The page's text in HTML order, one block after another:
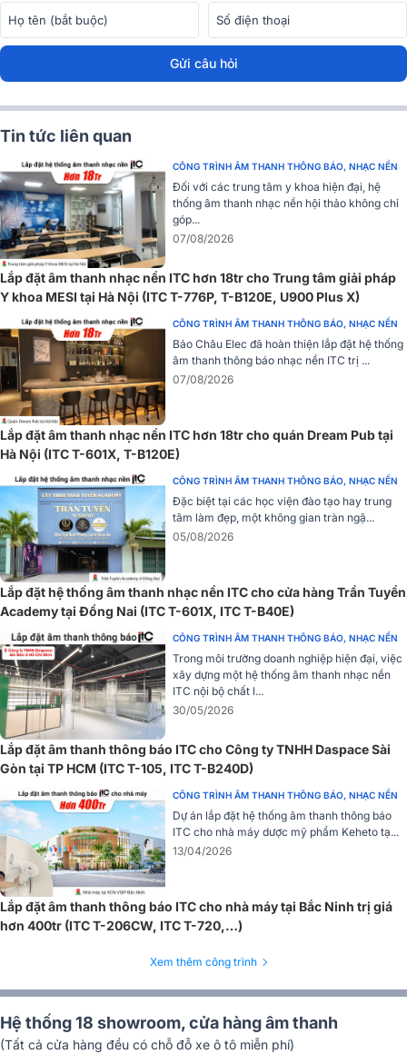
tường ITC T-776S có thể phát âm thanh rõ ràng và mạnh mẽ trong
nhiều tình huống sử dụng khác nhau, từ hệ thống âm thanh nền cho
quán cà phê, nhà hàng, cho đến những không gian công cộng rộng
lớn.
Công nghệ tần số cưỡng lực
Loa treo tường ITC T-776S cũng được thiết kế với công nghệ tần số
lưỡng cực, giúp âm thanh phát ra từ mọi hướng đều rõ ràng và đồng
đều, giúp bao phủ không gian một cách hiệu quả mà không cần
phải lắp đặt nhiều loa.
Ứng dụng thực tế
Loa treo tường ITC T-776S thích hợp cho các không gian ngoài trời
như quán cà phê, nhà hàng, công viên, khu vui chơi, và các khu vực
công cộng khác. Nhờ vào khả năng kháng nước IP66 và thiết kế
chắc chắn, loa có thể hoạt động tốt trong mọi điều kiện thời tiết,
đảm bảo mang lại âm thanh chất lượng cao trong suốt thời gian dài.
Ngoài ra, với công suất mạnh mẽ và khả năng tái tạo âm thanh vượt
trội, ITC T-776S cũng phù hợp cho các sự kiện ngoài trời, giúp
khuếch đại âm thanh nền hoặc nhạc nền một cách hiệu quả và
chuyên nghiệp.
Gửi câu hỏi
Tin tức liên quan
CÔNG TRÌNH ÂM THANH THÔNG BÁO, NHẠC NỀN
Đối với các trung tâm y khoa hiện đại, hệ
thống âm thanh nhạc nền hội thảo không chỉ
góp...
07/08/2026
Lắp đặt âm thanh nhạc nền ITC hơn 18tr cho Trung tâm giải pháp
Y khoa MESI tại Hà Nội (ITC T-776P, T-B120E, U900 Plus X)
CÔNG TRÌNH ÂM THANH THÔNG BÁO, NHẠC NỀN
Bảo Châu Elec đã hoàn thiện lắp đặt hệ thống
âm thanh thông báo nhạc nền ITC trị ...
07/08/2026
Lắp đặt âm thanh nhạc nền ITC hơn 18tr cho quán Dream Pub tại
Hà Nội (ITC T-601X, T-B120E)
CÔNG TRÌNH ÂM THANH THÔNG BÁO, NHẠC NỀN
Đặc biệt tại các học viện đào tạo hay trung
tâm làm đẹp, một không gian tràn ngậ...
05/08/2026
Lắp đặt hệ thống âm thanh nhạc nền ITC cho cửa hàng Trần Tuyển
Academy tại Đồng Nai (ITC T-601X, ITC T-B40E)
CÔNG TRÌNH ÂM THANH THÔNG BÁO, NHẠC NỀN
Trong môi trường doanh nghiệp hiện đại, việc
xây dựng một hệ thống âm thanh nhạc nền
ITC nội bộ chất l...
30/05/2026
Lắp đặt âm thanh thông báo ITC cho Công ty TNHH Daspace Sài
Gòn tại TP HCM (ITC T-105, ITC T-B240D)
CÔNG TRÌNH ÂM THANH THÔNG BÁO, NHẠC NỀN
Dự án lắp đặt hệ thống âm thanh thông báo
ITC cho nhà máy dược mỹ phẩm Keheto tạ...
13/04/2026
Lắp đặt âm thanh thông báo ITC cho nhà máy tại Bắc Ninh trị giá
hơn 400tr (ITC T-206CW, ITC T-720,…)
Xem thêm công trình
Hệ thống 18 showroom, cửa hàng âm thanh
(Tất cả cửa hàng đều có chỗ đỗ xe ô tô miễn phí)